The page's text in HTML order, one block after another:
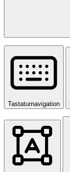
Tastaturnavigation